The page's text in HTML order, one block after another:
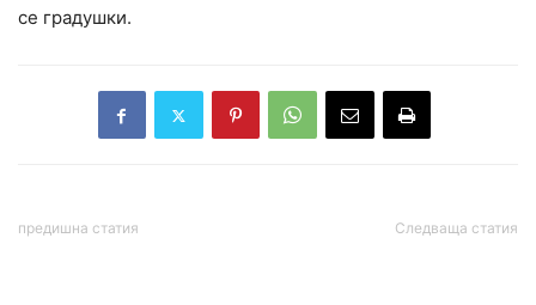
се градушки.
предишна статия Следваща статия